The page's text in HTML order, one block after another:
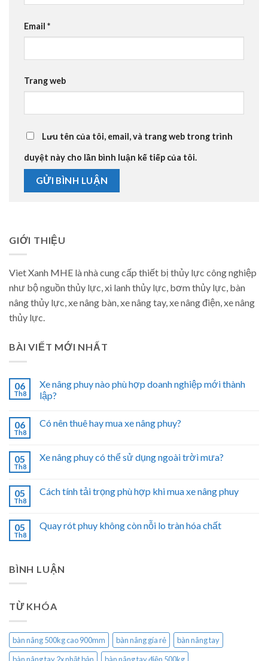
Email *
Trang web
Lưu tên của tôi, email, và trang web trong trình
duyệt này cho lần bình luận kế tiếp của tôi.
GIỚI THIỆU
Viet Xanh MHE là nhà cung cấp thiết bị thủy lực công nghiệp
như bộ nguồn thủy lực, xi lanh thủy lực, bơm thủy lực, bàn
nâng thủy lực, xe nâng bàn, xe nâng tay, xe nâng điện, xe nâng
thủy lực.
BÀI VIẾT MỚI NHẤT
06
Th8
Xe nâng phuy nào phù hợp doanh nghiệp mới thành
lập?
06
Th8
Có nên thuê hay mua xe nâng phuy?
05
Th8
Xe nâng phuy có thể sử dụng ngoài trời mưa?
05
Th8
Cách tính tải trọng phù hợp khi mua xe nâng phuy
05
Th8
Quay rót phuy không còn nỗi lo tràn hóa chất
BÌNH LUẬN
TỪ KHÓA
bàn nâng 500kg cao 900mm bàn nâng gía rẻ
bàn nâng tay
bàn nâng tay 2x nhật bản
bàn nâng tay điện 500kg